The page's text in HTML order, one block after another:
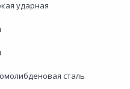
ударная
сталь